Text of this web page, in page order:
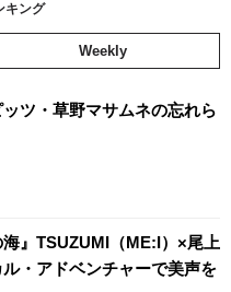
キング
Weekly
ツ・草野マサムネの忘れら
海』TSUZUMI（ME:I）×尾上
・アドベンチャーで美声を